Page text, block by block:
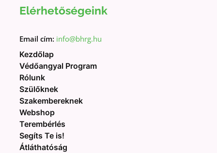
Elérhetőségeink
Email cím: info@bhrg.hu
Kezdőlap
Védőangyal Program
Rólunk
Szülőknek
Szakembereknek
Webshop
Terembérlés
Segíts Te is!
Átláthatóság